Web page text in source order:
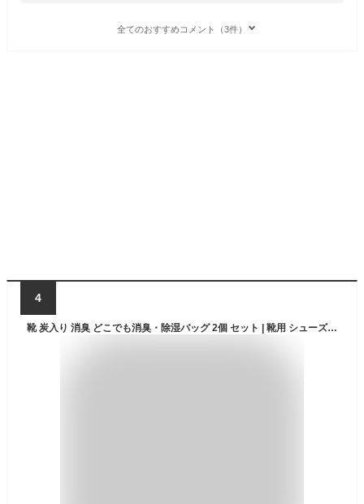
全てのおすすめコメント（3件）
4
靴 炭入り 消臭 どこでも消臭・除湿バッグ 2個 セット | 靴用 シューズ 竹炭入り 湿気 吸湿 脱臭 湿気取り 湿気とり 炭 スニーカー 玄関 下駄箱 引き出し 消臭剤 除湿剤 防カビ 臭い スーツケース クローゼット 乾燥 乾燥剤 匂い 脱臭剤 服 除湿 湿気対策 梅雨 便利グッズ